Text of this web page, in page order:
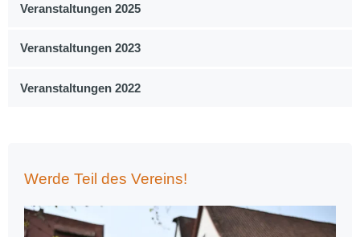
Veranstaltungen 2025
Veranstaltungen 2023
Veranstaltungen 2022
Werde Teil des Vereins!